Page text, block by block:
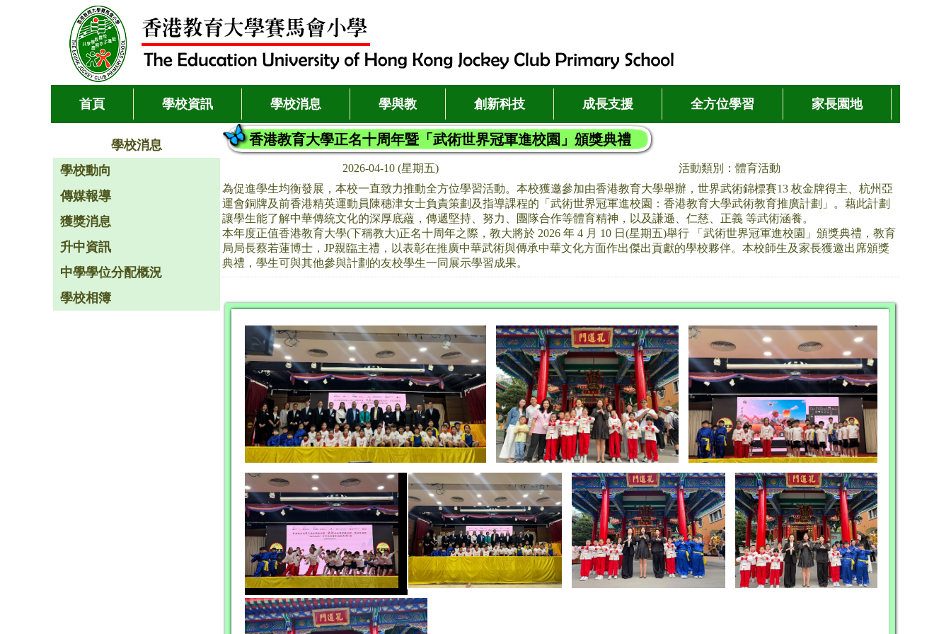
首頁 學校資訊 學校消息 學與教 創新科技 成長支援 全方位學習 家長園地
學校消息
學校動向
傳媒報導
獲獎消息
升中資訊
中學學位分配概況
學校相簿
香港教育大學正名十周年暨「武術世界冠軍進校園」頒獎典禮
2026-04-10 (星期五)
活動類別：體育活動
為促進學生均衡發展，本校一直致力推動全方位學習活動。本校獲邀參加由香港教育大學舉辦，世界武術錦標賽13 枚金牌得主、杭州亞
運會銅牌及前香港精英運動員陳穗津女士負責策劃及指導課程的「武術世界冠軍進校園：香港教育大學武術教育推廣計劃」。藉此計劃
讓學生能了解中華傳統文化的深厚底蘊，傳遞堅持、努力、團隊合作等體育精神，以及謙遜、仁慈、正義 等武術涵養。
本年度正值香港教育大學(下稱教大)正名十周年之際，教大將於 2026 年 4 月 10 日(星期五)舉行 「武術世界冠軍進校園」頒獎典禮，教育
局局長蔡若蓮博士，JP親臨主禮，以表彰在推廣中華武術與傳承中華文化方面作出傑出貢獻的學校夥伴。本校師生及家長獲邀出席頒獎
典禮，學生可與其他參與計劃的友校學生一同展示學習成果。